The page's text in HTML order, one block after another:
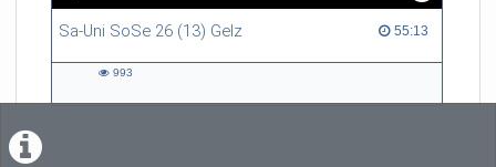
Sa-Uni SoSe 26 (13) Gelz 55:13
55:13 duration
993